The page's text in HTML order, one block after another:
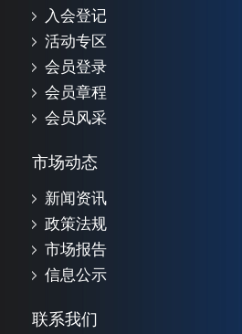
入会登记
活动专区
会员登录
会员章程
会员风采
市场动态
新闻资讯
政策法规
市场报告
信息公示
联系我们